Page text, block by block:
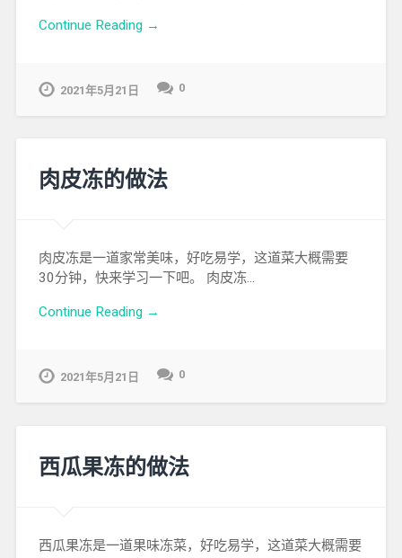
Continue Reading →
2021年5月21日 0
肉皮冻的做法
肉皮冻是一道家常美味，好吃易学，这道菜大概需要
30分钟，快来学习一下吧。 肉皮冻…
Continue Reading →
2021年5月21日 0
西瓜果冻的做法
西瓜果冻是一道果味冻菜，好吃易学，这道菜大概需要